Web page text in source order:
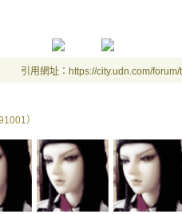
引用網址：https://city.udn.com/
）